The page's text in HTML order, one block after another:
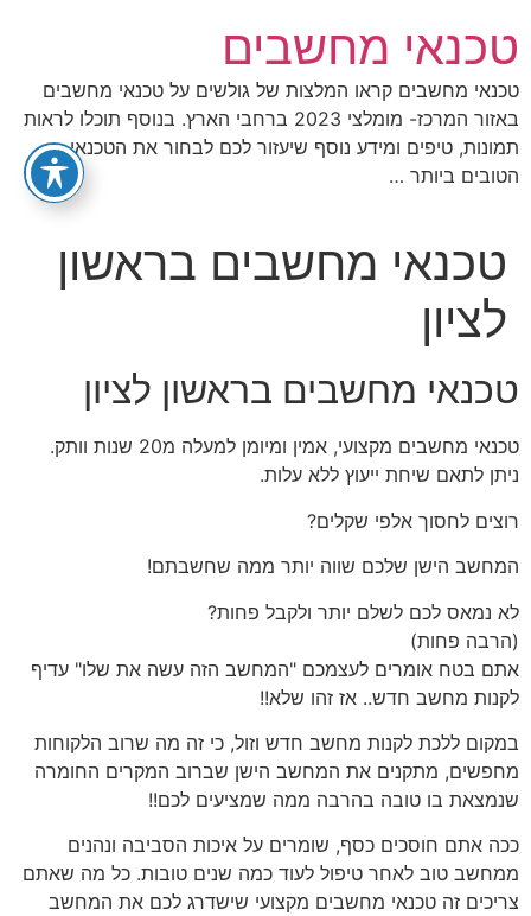
לתוכן
טכנאי מחשבים
טכנאי מחשבים קראו המלצות של גולשים על טכנאי מחשבים
באזור המרכז- מומלצי 2023 ברחבי הארץ. בנוסף תוכלו לראות
תמונות, טיפים ומידע נוסף שיעזור לכם לבחור את הטכנאי
הטובים ביותר …
טכנאי מחשבים בראשון
לציון
טכנאי מחשבים בראשון לציון
טכנאי מחשבים מקצועי, אמין ומיומן למעלה מ20 שנות וותק.
ניתן לתאם שיחת ייעוץ ללא עלות.
רוצים לחסוך אלפי שקלים?
המחשב הישן שלכם שווה יותר ממה שחשבתם!
לא נמאס לכם לשלם יותר ולקבל פחות?
(הרבה פחות)
אתם בטח אומרים לעצמכם "המחשב הזה עשה את שלו" עדיף
לקנות מחשב חדש.. אז זהו שלא!!
במקום ללכת לקנות מחשב חדש וזול, כי זה מה שרוב הלקוחות
מחפשים, מתקנים את המחשב הישן שברוב המקרים החומרה
שנמצאת בו טובה בהרבה ממה שמציעים לכם!!
ככה אתם חוסכים כסף, שומרים על איכות הסביבה ונהנים
ממחשב טוב לאחר טיפול לעוד כמה שנים טובות. כל מה שאתם
צריכים זה טכנאי מחשבים מקצועי שישדרג לכם את המחשב